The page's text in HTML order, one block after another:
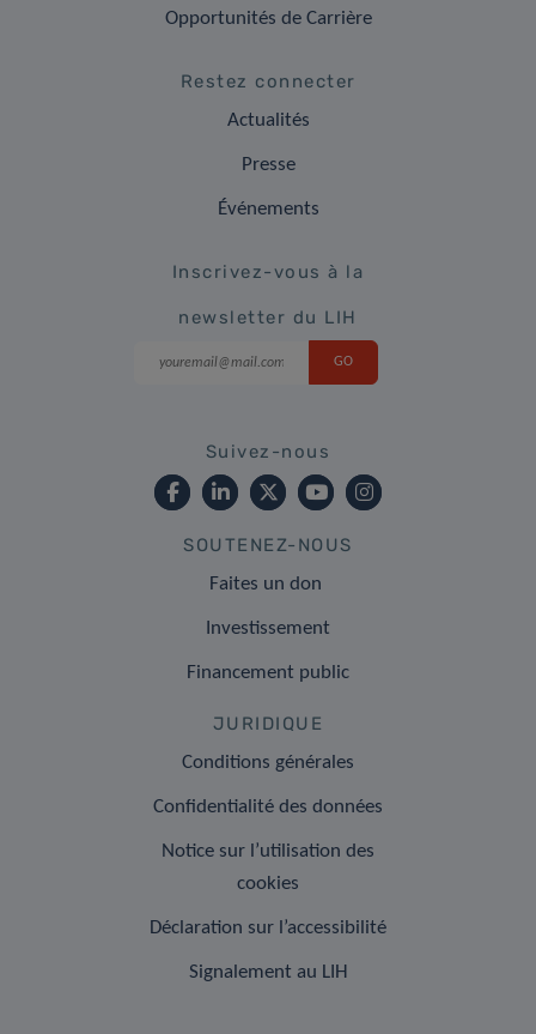
Opportunités de Carrière
Restez connecter
Actualités
Presse
Événements
Inscrivez-vous à la
newsletter du LIH
Suivez-nous
SOUTENEZ-NOUS
Faites un don
Investissement
Financement public
JURIDIQUE
Conditions générales
Confidentialité des données
Notice sur l’utilisation des
cookies
Déclaration sur l’accessibilité
Signalement au LIH